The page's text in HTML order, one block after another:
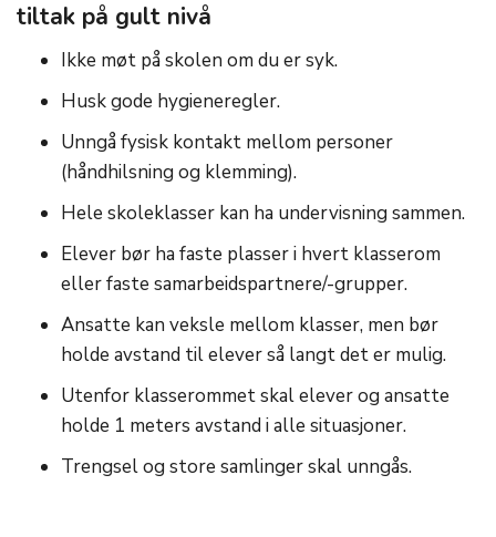
tiltak på gult nivå
Ikke møt på skolen om du er syk.
Husk gode hygieneregler.
Unngå fysisk kontakt mellom personer
(håndhilsning og klemming).
Hele skoleklasser kan ha undervisning sammen.
Elever bør ha faste plasser i hvert klasserom
eller faste samarbeidspartnere/-grupper.
Ansatte kan veksle mellom klasser, men bør
holde avstand til elever så langt det er mulig.
Utenfor klasserommet skal elever og ansatte
holde 1 meters avstand i alle situasjoner.
Trengsel og store samlinger skal unngås.